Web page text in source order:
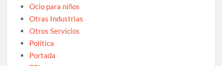
Ocio para niños
Otras Industrias
Otros Servicios
Política
Portada